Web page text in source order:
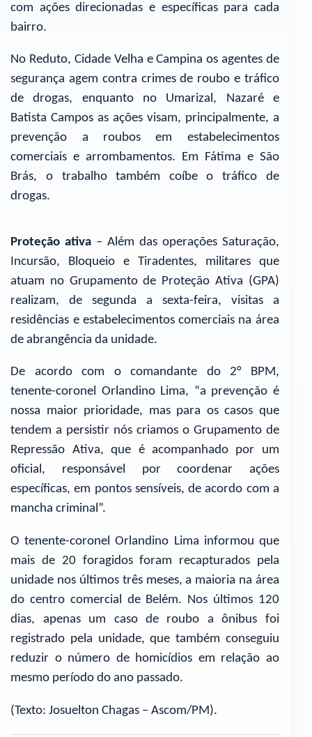
com ações direcionadas e específicas para cada
bairro.
No Reduto, Cidade Velha e Campina os agentes de
segurança agem contra crimes de roubo e tráfico
de drogas, enquanto no Umarizal, Nazaré e
Batista Campos as ações visam, principalmente, a
prevenção a roubos em estabelecimentos
comerciais e arrombamentos. Em Fátima e São
Brás, o trabalho também coíbe o tráfico de
drogas.
Proteção ativa – Além das operações Saturação,
Incursão, Bloqueio e Tiradentes, militares que
atuam no Grupamento de Proteção Ativa (GPA)
realizam, de segunda a sexta-feira, visitas a
residências e estabelecimentos comerciais na área
de abrangência da unidade.
De acordo com o comandante do 2° BPM,
tenente-coronel Orlandino Lima, “a prevenção é
nossa maior prioridade, mas para os casos que
tendem a persistir nós criamos o Grupamento de
Repressão Ativa, que é acompanhado por um
oficial, responsável por coordenar ações
específicas, em pontos sensíveis, de acordo com a
mancha criminal”.
O tenente-coronel Orlandino Lima informou que
mais de 20 foragidos foram recapturados pela
unidade nos últimos três meses, a maioria na área
do centro comercial de Belém. Nos últimos 120
dias, apenas um caso de roubo a ônibus foi
registrado pela unidade, que também conseguiu
reduzir o número de homicídios em relação ao
mesmo período do ano passado.
(Texto: Josuelton Chagas – Ascom/PM).